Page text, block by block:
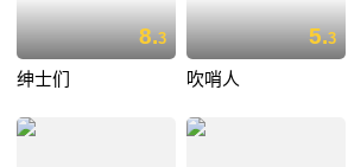
8.3
绅士们
5.3
吹哨人